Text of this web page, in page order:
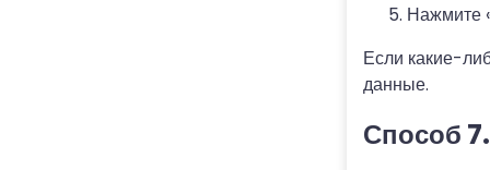
Нажмите
Если какие-
данные.
Способ